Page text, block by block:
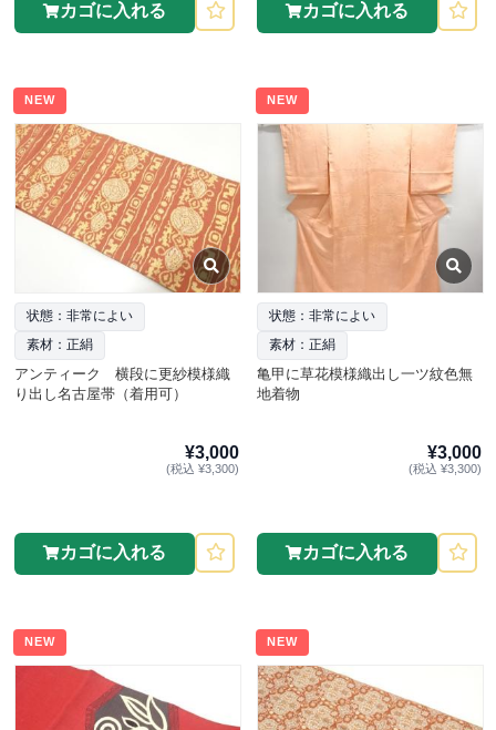
カゴに入れる カゴに入れる
NEW
状態：非常によい
素材：正絹
アンティーク 横段に更紗模様織
り出し名古屋帯（着用可）
¥3,000
(税込 ¥3,300)
カゴに入れる
NEW
状態：非常によい
素材：正絹
亀甲に草花模様織出し一ツ紋色無
地着物
¥3,000
(税込 ¥3,300)
カゴに入れる
NEW NEW